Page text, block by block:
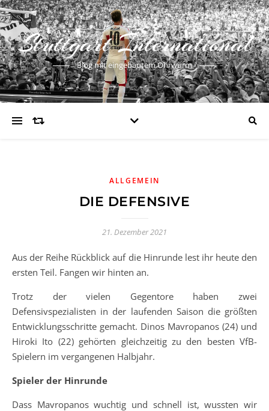
Stuttgart International
Blog mit eingebautem Ohrwurm
ALLGEMEIN
DIE DEFENSIVE
21. Dezember 2021
Aus der Reihe Rückblick auf die Hinrunde lest ihr heute den
ersten Teil. Fangen wir hinten an.
Trotz der vielen Gegentore haben zwei
Defensivspezialisten in der laufenden Saison die größten
Entwicklungsschritte gemacht. Dinos Mavropanos (24) und
Hiroki Ito (22) gehörten gleichzeitig zu den besten VfB-
Spielern im vergangenen Halbjahr.
Spieler der Hinrunde
Dass Mavropanos wuchtig und schnell ist, wussten wir